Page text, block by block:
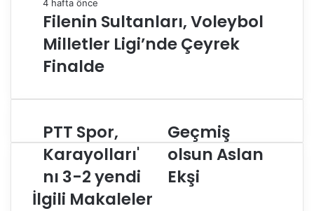
4 hafta önce
Filenin Sultanları, Voleybol
Milletler Ligi’nde Çeyrek
Finalde
P
T
T
S
o
PTT Spor,
Karayolları'
nı 3-2 yendi
G
e
ç
m
Geçmiş
olsun Aslan
Ekşi
İlgili Makaleler